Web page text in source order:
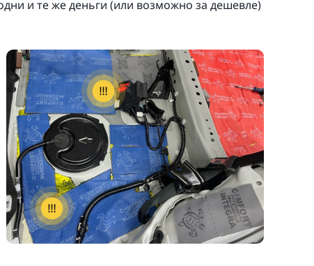
и те же деньги (или возможно за дешевле)